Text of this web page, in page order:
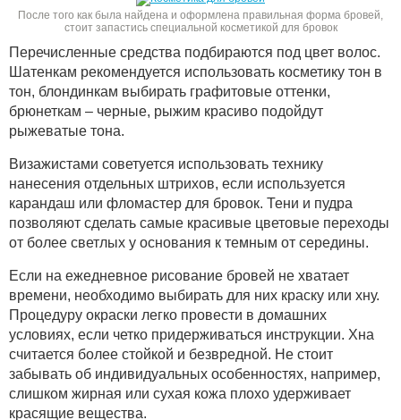
После того как была найдена и оформлена правильная форма бровей,
стоит запастись специальной косметикой для бровок
Перечисленные средства подбираются под цвет волос.
Шатенкам рекомендуется использовать косметику тон в
тон, блондинкам выбирать графитовые оттенки,
брюнеткам – черные, рыжим красиво подойдут
рыжеватые тона.
Визажистами советуется использовать технику
нанесения отдельных штрихов, если используется
карандаш или фломастер для бровок. Тени и пудра
позволяют сделать самые красивые цветовые переходы
от более светлых у основания к темным от середины.
Если на ежедневное рисование бровей не хватает
времени, необходимо выбирать для них краску или хну.
Процедуру окраски легко провести в домашних
условиях, если четко придерживаться инструкции. Хна
считается более стойкой и безвредной. Не стоит
забывать об индивидуальных особенностях, например,
слишком жирная или сухая кожа плохо удерживает
красящие вещества.